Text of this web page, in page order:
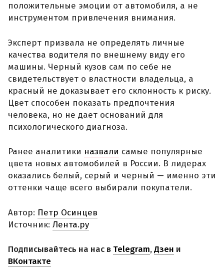
положительные эмоции от автомобиля, а не
инструментом привлечения внимания.
Эксперт призвала не определять личные
качества водителя по внешнему виду его
машины. Черный кузов сам по себе не
свидетельствует о властности владельца, а
красный не доказывает его склонность к риску.
Цвет способен показать предпочтения
человека, но не дает оснований для
психологического диагноза.
Ранее аналитики назвали самые популярные
цвета новых автомобилей в России. В лидерах
оказались белый, серый и черный — именно эти
оттенки чаще всего выбирали покупатели.
Автор: Петр Осинцев
Источник: Лента.ру
Подписывайтесь на нас в Telegram,Дзен и
ВКонтакте